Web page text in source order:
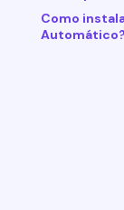
Como
Automático?